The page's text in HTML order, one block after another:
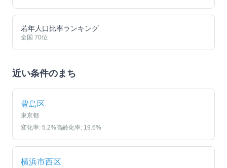
若年人口比率ランキング
全国 70位
近い条件のまち
豊島区
東京都
変化率: 5.2%高齢化率: 19.6%
横浜市西区